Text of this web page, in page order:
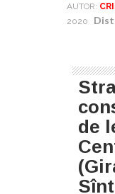
AUTOR:
2020
de